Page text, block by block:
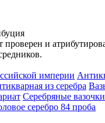
и
империи
из серебра
Серебряные вазочки
серебро 84 проба